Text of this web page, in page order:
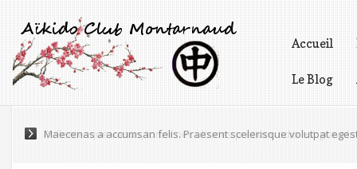
Accueil
Le Blog
Maecenas a accumsan felis. Praesent scelerisque volutpat